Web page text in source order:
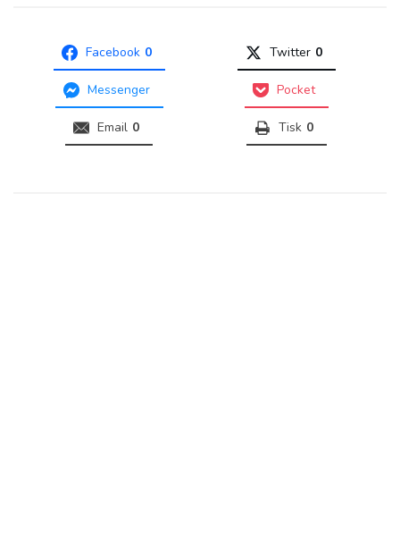
Facebook 0 Twitter 0
Messenger Pocket
Email 0 Tisk 0